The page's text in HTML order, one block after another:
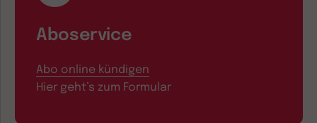
Aboservice
Abo online kündigen
Hier geht’s zum Formular